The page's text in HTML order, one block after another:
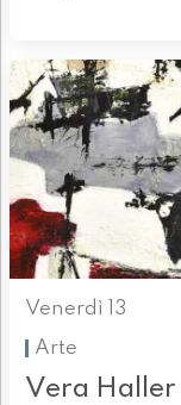
Venerdì 13
Arte
Vera Haller